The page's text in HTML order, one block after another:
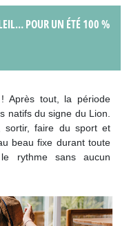
POUR UN ÉTÉ 100 %
Après tout, la période
natifs du signe du Lion.
sortir, faire du sport et
beau fixe durant toute
rythme sans aucun